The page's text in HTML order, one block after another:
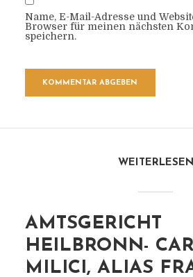
Name, E-Mail-Adresse und
Browser für meinen nächsten
speichern.
WEITERLESEN
AMTSGERICHT
HEILBRONN-
MILICI, ALIAS